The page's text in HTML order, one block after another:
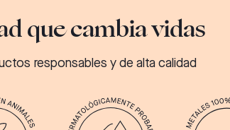
que cambia vidas
responsables y de alta calidad